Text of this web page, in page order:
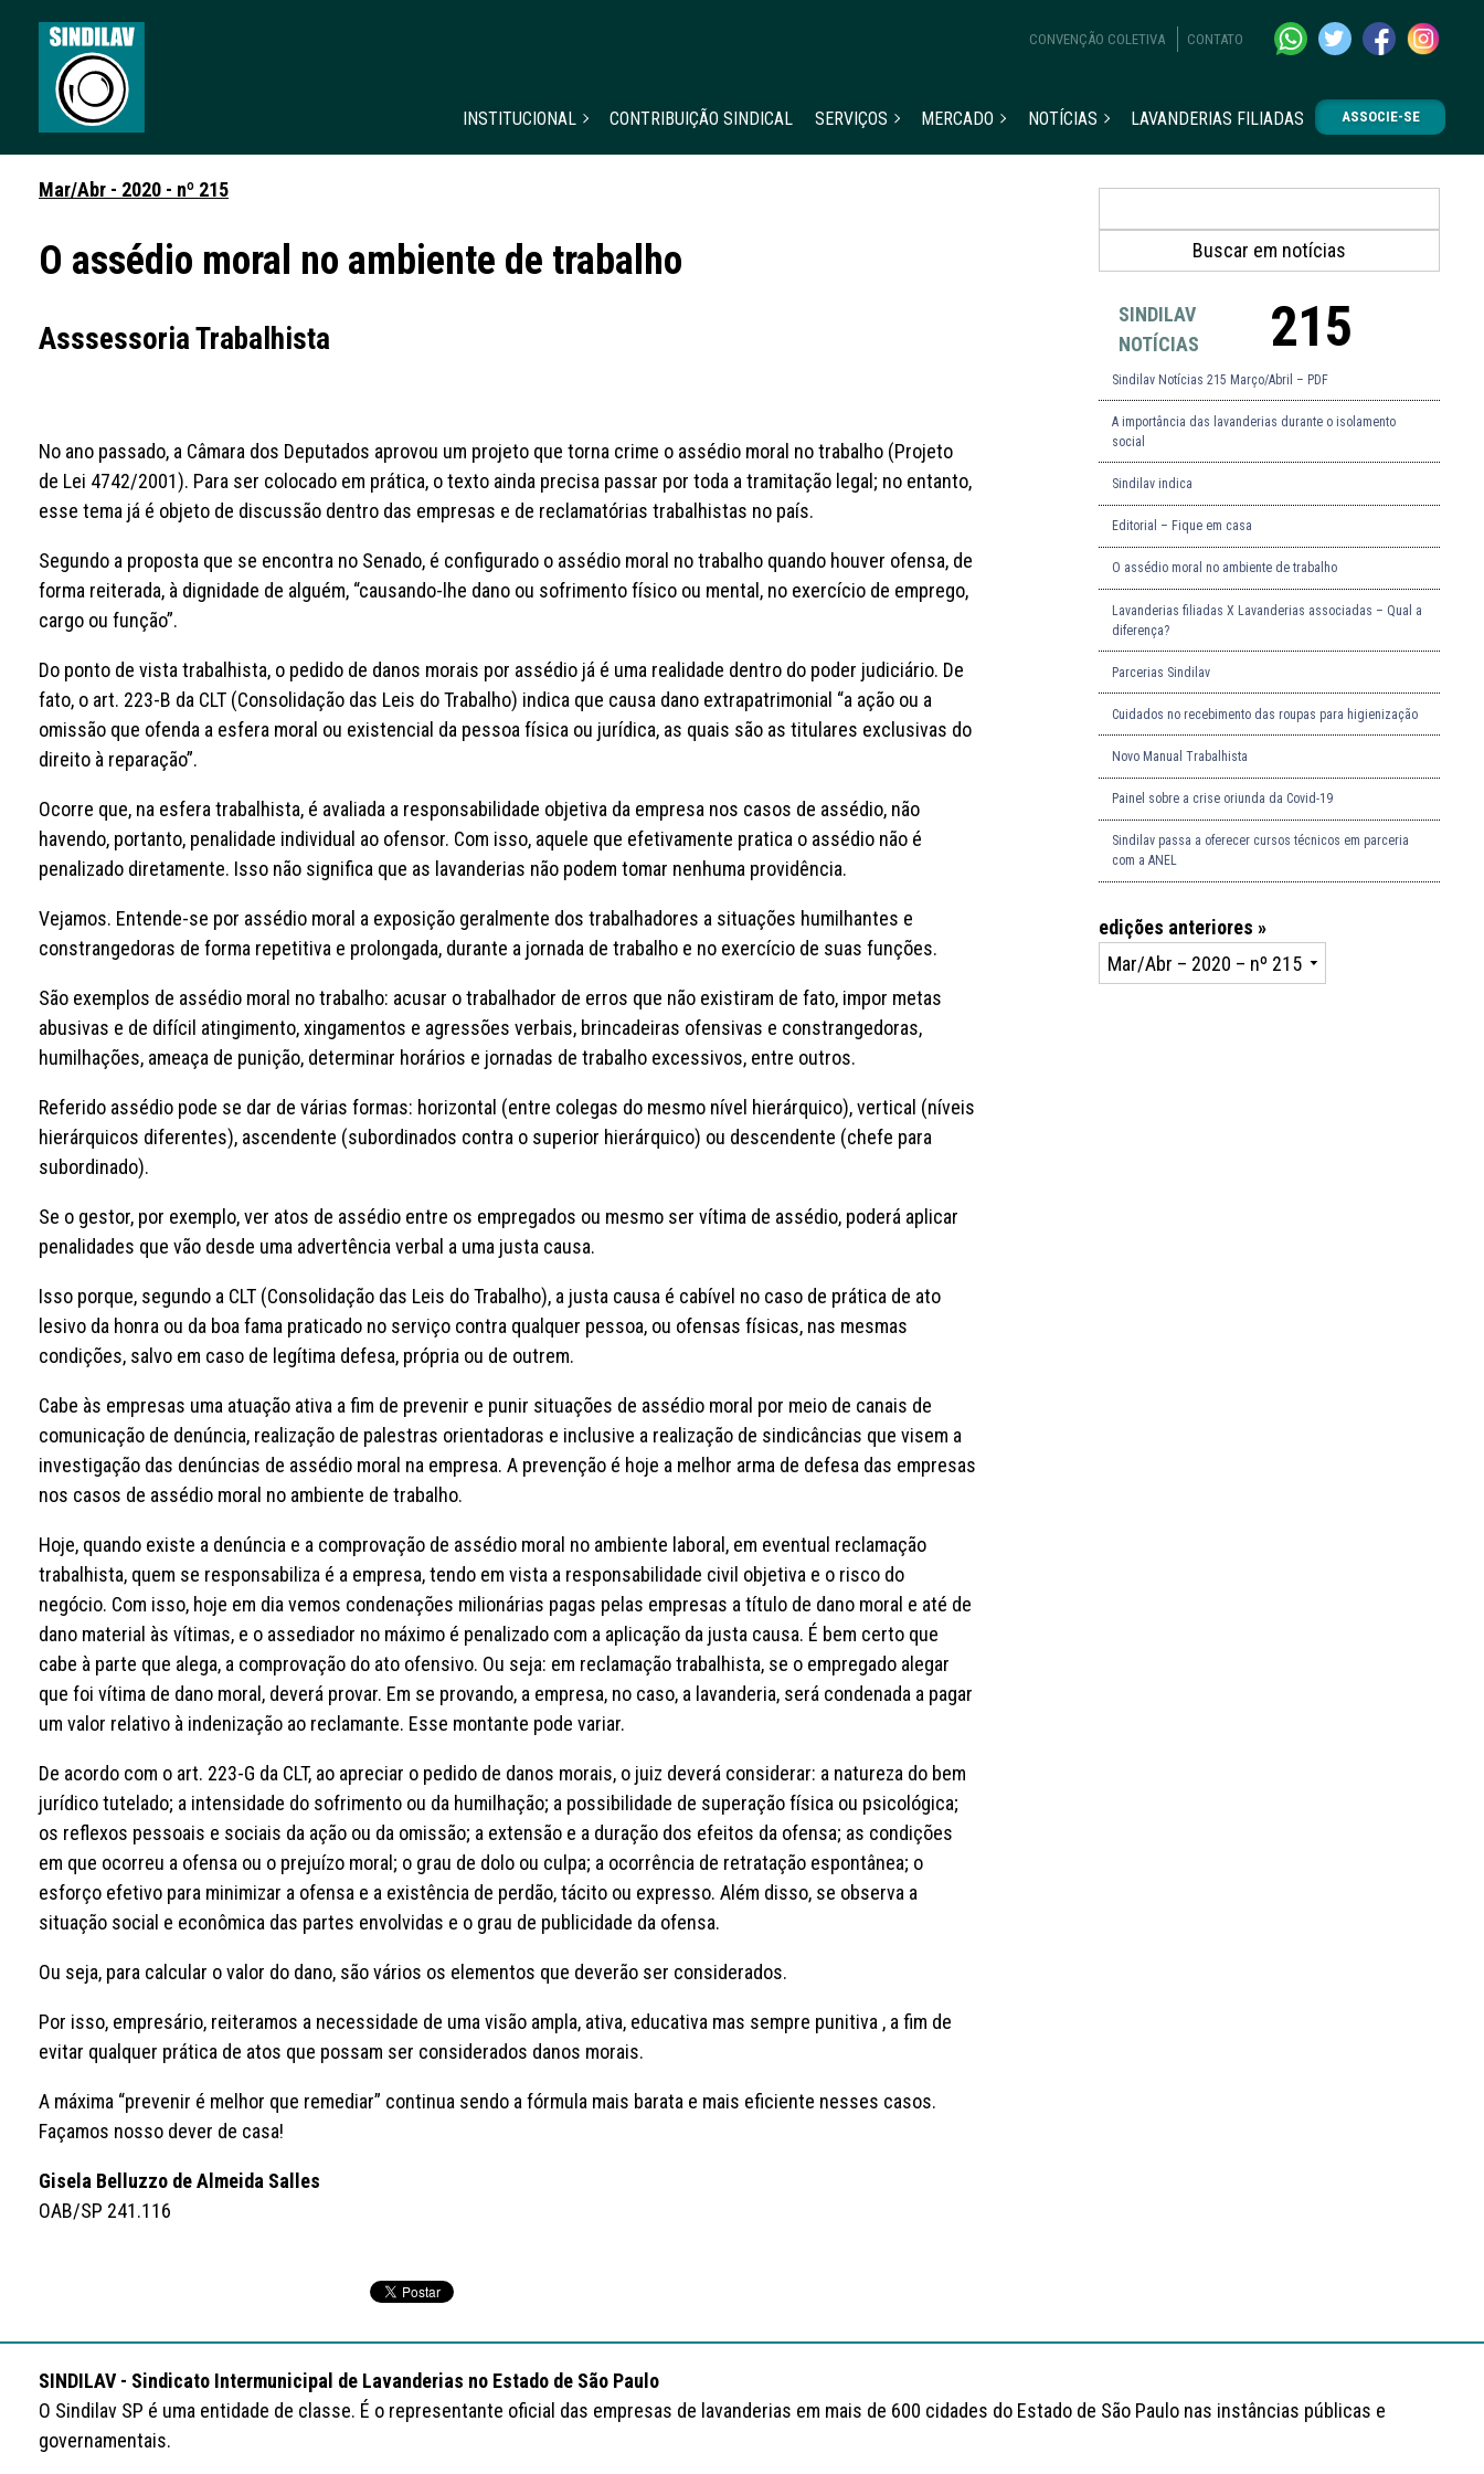
CONVENÇÃO COLETIVA CONTATO
INSTITUCIONAL CONTRIBUIÇÃO SINDICAL SERVIÇOS MERCADO NOTÍCIAS LAVANDERIAS FILIADAS ASSOCIE-SE
Mar/Abr - 2020 - nº 215
O assédio moral no ambiente de trabalho
Asssessoria Trabalhista
No ano passado, a Câmara dos Deputados aprovou um projeto que torna crime o assédio moral no trabalho (Projeto
de Lei 4742/2001). Para ser colocado em prática, o texto ainda precisa passar por toda a tramitação legal; no entanto,
esse tema já é objeto de discussão dentro das empresas e de reclamatórias trabalhistas no país.
Segundo a proposta que se encontra no Senado, é configurado o assédio moral no trabalho quando houver ofensa, de
forma reiterada, à dignidade de alguém, “causando-lhe dano ou sofrimento físico ou mental, no exercício de emprego,
cargo ou função”.
Do ponto de vista trabalhista, o pedido de danos morais por assédio já é uma realidade dentro do poder judiciário. De
fato, o art. 223-B da CLT (Consolidação das Leis do Trabalho) indica que causa dano extrapatrimonial “a ação ou a
omissão que ofenda a esfera moral ou existencial da pessoa física ou jurídica, as quais são as titulares exclusivas do
direito à reparação”.
Ocorre que, na esfera trabalhista, é avaliada a responsabilidade objetiva da empresa nos casos de assédio, não
havendo, portanto, penalidade individual ao ofensor. Com isso, aquele que efetivamente pratica o assédio não é
penalizado diretamente. Isso não significa que as lavanderias não podem tomar nenhuma providência.
Vejamos. Entende-se por assédio moral a exposição geralmente dos trabalhadores a situações humilhantes e
constrangedoras de forma repetitiva e prolongada, durante a jornada de trabalho e no exercício de suas funções.
São exemplos de assédio moral no trabalho: acusar o trabalhador de erros que não existiram de fato, impor metas
abusivas e de difícil atingimento, xingamentos e agressões verbais, brincadeiras ofensivas e constrangedoras,
humilhações, ameaça de punição, determinar horários e jornadas de trabalho excessivos, entre outros.
Referido assédio pode se dar de várias formas: horizontal (entre colegas do mesmo nível hierárquico), vertical (níveis
hierárquicos diferentes), ascendente (subordinados contra o superior hierárquico) ou descendente (chefe para
subordinado).
Se o gestor, por exemplo, ver atos de assédio entre os empregados ou mesmo ser vítima de assédio, poderá aplicar
penalidades que vão desde uma advertência verbal a uma justa causa.
Isso porque, segundo a CLT (Consolidação das Leis do Trabalho), a justa causa é cabível no caso de prática de ato
lesivo da honra ou da boa fama praticado no serviço contra qualquer pessoa, ou ofensas físicas, nas mesmas
condições, salvo em caso de legítima defesa, própria ou de outrem.
Cabe às empresas uma atuação ativa a fim de prevenir e punir situações de assédio moral por meio de canais de
comunicação de denúncia, realização de palestras orientadoras e inclusive a realização de sindicâncias que visem a
investigação das denúncias de assédio moral na empresa. A prevenção é hoje a melhor arma de defesa das empresas
nos casos de assédio moral no ambiente de trabalho.
Hoje, quando existe a denúncia e a comprovação de assédio moral no ambiente laboral, em eventual reclamação
trabalhista, quem se responsabiliza é a empresa, tendo em vista a responsabilidade civil objetiva e o risco do
negócio. Com isso, hoje em dia vemos condenações milionárias pagas pelas empresas a título de dano moral e até de
dano material às vítimas, e o assediador no máximo é penalizado com a aplicação da justa causa. É bem certo que
cabe à parte que alega, a comprovação do ato ofensivo. Ou seja: em reclamação trabalhista, se o empregado alegar
que foi vítima de dano moral, deverá provar. Em se provando, a empresa, no caso, a lavanderia, será condenada a pagar
um valor relativo à indenização ao reclamante. Esse montante pode variar.
De acordo com o art. 223-G da CLT, ao apreciar o pedido de danos morais, o juiz deverá considerar: a natureza do bem
jurídico tutelado; a intensidade do sofrimento ou da humilhação; a possibilidade de superação física ou psicológica;
os reflexos pessoais e sociais da ação ou da omissão; a extensão e a duração dos efeitos da ofensa; as condições
em que ocorreu a ofensa ou o prejuízo moral; o grau de dolo ou culpa; a ocorrência de retratação espontânea; o
esforço efetivo para minimizar a ofensa e a existência de perdão, tácito ou expresso. Além disso, se observa a
situação social e econômica das partes envolvidas e o grau de publicidade da ofensa.
Ou seja, para calcular o valor do dano, são vários os elementos que deverão ser considerados.
Por isso, empresário, reiteramos a necessidade de uma visão ampla, ativa, educativa mas sempre punitiva , a fim de
evitar qualquer prática de atos que possam ser considerados danos morais.
A máxima “prevenir é melhor que remediar” continua sendo a fórmula mais barata e mais eficiente nesses casos.
Façamos nosso dever de casa!
Gisela Belluzzo de Almeida Salles
OAB/SP 241.116
SINDILAV
NOTÍCIAS
215
Sindilav Notícias 215 Março/Abril – PDF
A importância das lavanderias durante o isolamento
social
Sindilav indica
Editorial – Fique em casa
O assédio moral no ambiente de trabalho
Lavanderias filiadas X Lavanderias associadas – Qual a
diferença?
Parcerias Sindilav
Cuidados no recebimento das roupas para higienização
Novo Manual Trabalhista
Painel sobre a crise oriunda da Covid-19
Sindilav passa a oferecer cursos técnicos em parceria
com a ANEL
edições anteriores »
SINDILAV - Sindicato Intermunicipal de Lavanderias no Estado de São Paulo
O Sindilav SP é uma entidade de classe. É o representante oficial das empresas de lavanderias em mais de 600 cidades do Estado de São Paulo nas instâncias públicas e
governamentais.